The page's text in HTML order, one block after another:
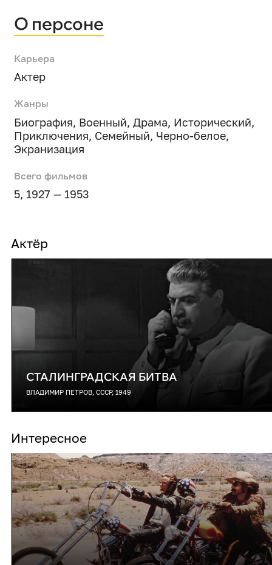
О персоне
Карьера
Актер
Жанры
Биография, Военный, Драма, Исторический,
Приключения, Семейный, Черно-белое,
Экранизация
Всего фильмов
5, 1927 — 1953
Актёр
СТАЛИНГРАДСКАЯ БИТВА
ВЛАДИМИР ПЕТРОВ, СССР, 1949
Интересное